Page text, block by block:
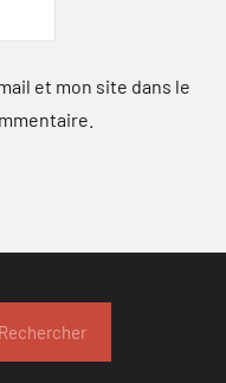
et mon site dans le
Rechercher